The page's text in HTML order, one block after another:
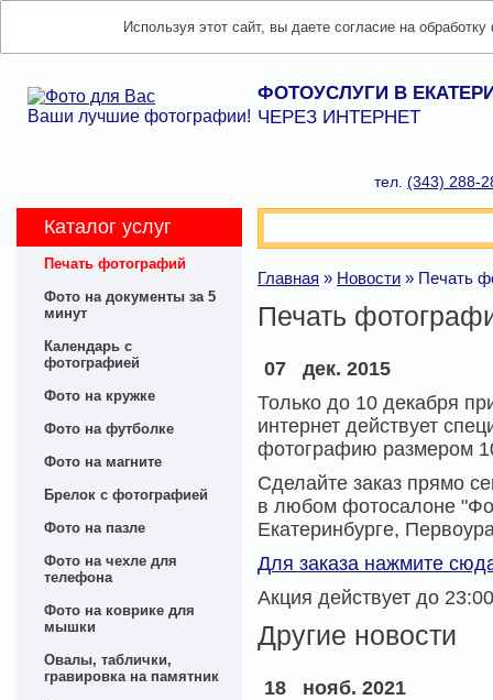
Используя этот сайт, вы даете согласие на
Ваши лучшие фотографии!
ФОТОУСЛУГИ В
ЧЕРЕЗ ИНТЕРНЕТ
тел. (343) 288-
Каталог услуг
Печать фотографий
Фото на документы за 5
минут
Календарь с
фотографией
Фото на кружке
Фото на футболке
Фото на магните
Брелок с фотографией
Фото на пазле
Фото на чехле для
телефона
Фото на коврике для
мышки
Овалы, таблички,
гравировка на памятник
Главная » Новости » Печать
Печать
07
дек. 2015
Только до 10 декабря
интернет действует
фотографию размером
Сделайте заказ прямо
в любом фотосалоне
Екатеринбурге,
Для заказа нажмите
Акция действует до
Другие новости
18
нояб. 2021